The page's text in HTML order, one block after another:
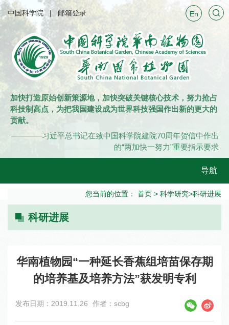
加快打造原始创新策源地，加快突破关键核心技术，努力抢占
科技制高点，为把我国建设成为世界科技强国作出新的更大的
贡献。
————习近平总书记在致中国科学院建院70周年贺信中作出
的“两加快一努力”重要指示要求
中国科学院 邮箱登录 En
导航
您当前的位置： 首页 > 科学研究>科研进展
科研进展
华南植物园“一种延长香蕉组培苗保存期
的培养基及培养方法”获发明专利
发布日期：2019.11.26 作者：scbg